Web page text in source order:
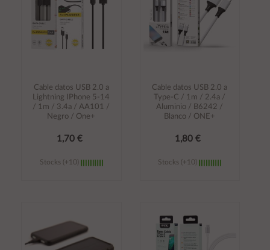
Cable datos USB 2.0 a
Lightning IPhone 5-14
/ 1m / 3.4a / AA101 /
Negro / One+
1,70 €
Stocks (+10)
carrito
Cable datos USB 2.0 a
Type-C / 1m / 2.4a /
Aluminio / B6242 /
Blanco / ONE+
1,80 €
Stocks (+10)
carrito